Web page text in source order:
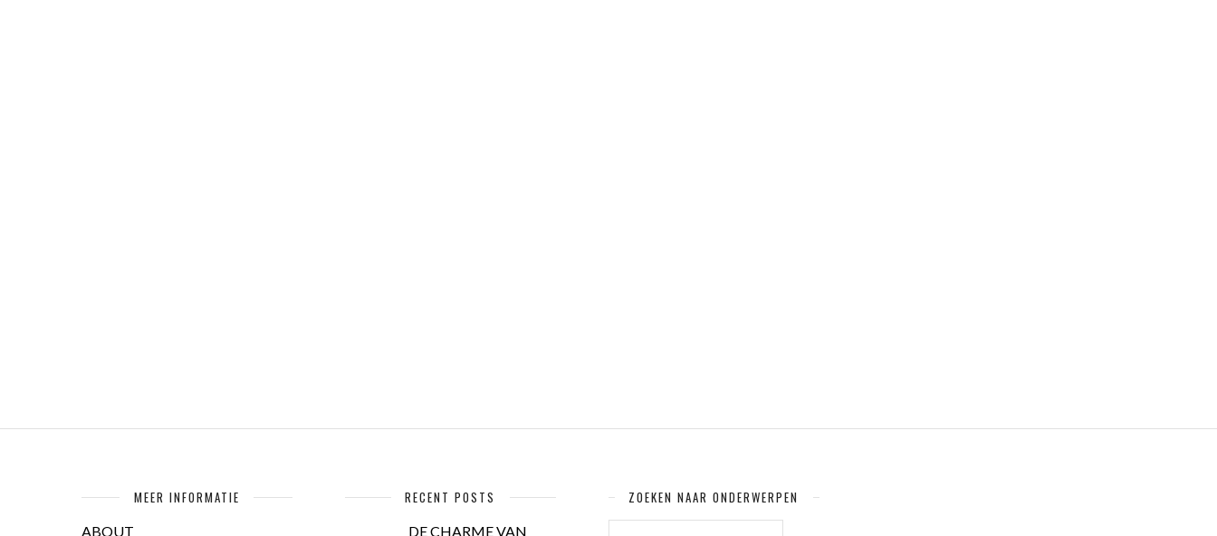
MEER INFORMATIE
ABOUT
RECENT POSTS
DE CHARME VAN
ZOEKEN NAAR ONDERWERPEN